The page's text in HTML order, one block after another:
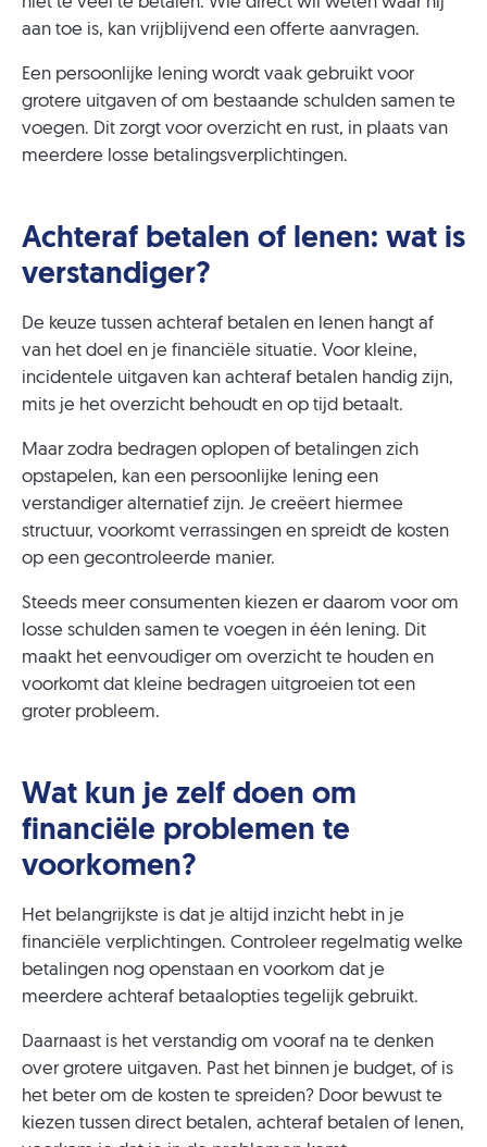
aan toe is, kan vrijblijvend een offerte aanvragen.
Een persoonlijke lening wordt vaak gebruikt voor
grotere uitgaven of om bestaande schulden samen te
voegen. Dit zorgt voor overzicht en rust, in plaats van
meerdere losse betalingsverplichtingen.
Achteraf betalen of lenen: wat is
verstandiger?
De keuze tussen achteraf betalen en lenen hangt af
van het doel en je financiële situatie. Voor kleine,
incidentele uitgaven kan achteraf betalen handig zijn,
mits je het overzicht behoudt en op tijd betaalt.
Maar zodra bedragen oplopen of betalingen zich
opstapelen, kan een persoonlijke lening een
verstandiger alternatief zijn. Je creëert hiermee
structuur, voorkomt verrassingen en spreidt de kosten
op een gecontroleerde manier.
Steeds meer consumenten kiezen er daarom voor om
losse schulden samen te voegen in één lening. Dit
maakt het eenvoudiger om overzicht te houden en
voorkomt dat kleine bedragen uitgroeien tot een
groter probleem.
Wat kun je zelf doen om
financiële problemen te
voorkomen?
Het belangrijkste is dat je altijd inzicht hebt in je
financiële verplichtingen. Controleer regelmatig welke
betalingen nog openstaan en voorkom dat je
meerdere achteraf betaalopties tegelijk gebruikt.
Daarnaast is het verstandig om vooraf na te denken
over grotere uitgaven. Past het binnen je budget, of is
het beter om de kosten te spreiden? Door bewust te
kiezen tussen direct betalen, achteraf betalen of lenen,